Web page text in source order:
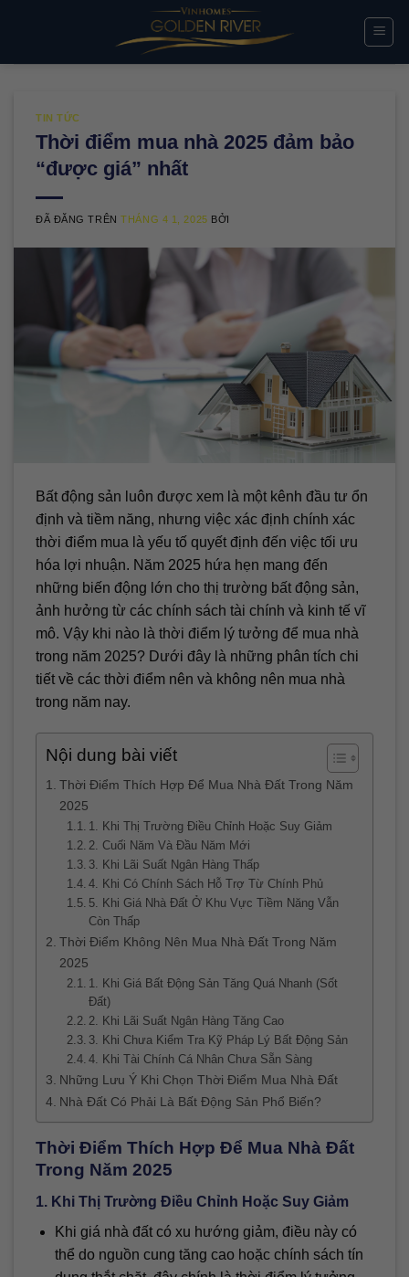
TIN TỨC
Thời điểm mua nhà 2025 đảm bảo
“được giá” nhất
ĐÃ ĐĂNG TRÊNTHÁNG 4 1, 2025 BỞI
Bất động sản luôn được xem là một kênh đầu tư ổn
định và tiềm năng, nhưng việc xác định chính xác
thời điểm mua là yếu tố quyết định đến việc tối ưu
hóa lợi nhuận. Năm 2025 hứa hẹn mang đến
những biến động lớn cho thị trường bất động sản,
ảnh hưởng từ các chính sách tài chính và kinh tế vĩ
mô. Vậy khi nào là thời điểm lý tưởng để mua nhà
trong năm 2025? Dưới đây là những phân tích chi
tiết về các thời điểm nên và không nên mua nhà
trong năm nay.
Nội dung bài viết
Thời Điểm Thích Hợp Để Mua Nhà Đất Trong Năm
2025
1. Khi Thị Trường Điều Chỉnh Hoặc Suy Giảm
2. Cuối Năm Và Đầu Năm Mới
3. Khi Lãi Suất Ngân Hàng Thấp
4. Khi Có Chính Sách Hỗ Trợ Từ Chính Phủ
5. Khi Giá Nhà Đất Ở Khu Vực Tiềm Năng Vẫn
Còn Thấp
Thời Điểm Không Nên Mua Nhà Đất Trong Năm
2025
1. Khi Giá Bất Động Sản Tăng Quá Nhanh (Sốt
Đất)
2. Khi Lãi Suất Ngân Hàng Tăng Cao
3. Khi Chưa Kiểm Tra Kỹ Pháp Lý Bất Động Sản
4. Khi Tài Chính Cá Nhân Chưa Sẵn Sàng
Những Lưu Ý Khi Chọn Thời Điểm Mua Nhà Đất
Nhà Đất Có Phải Là Bất Động Sản Phổ Biến?
Thời Điểm Thích Hợp Để Mua Nhà Đất
Trong Năm 2025
1. Khi Thị Trường Điều Chỉnh Hoặc Suy Giảm
Khi giá nhà đất có xu hướng giảm, điều này có
thể do nguồn cung tăng cao hoặc chính sách tín